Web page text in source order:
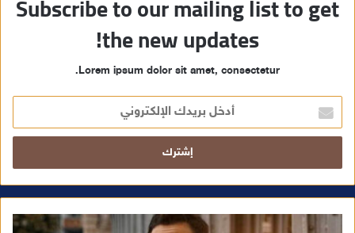
Subscribe to our mailing list to get
the new updates!
Lorem ipsum dolor sit amet, consectetur.
خ
ل
ر
ا